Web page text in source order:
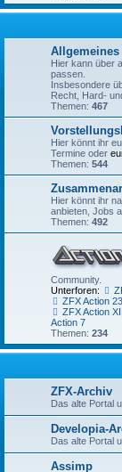
Allgemeines
Hier kann über
passen.
Insbesondere
Recht, Hard-
Themen: 467
Hier könnt ihr
Termine oder
Themen: 544
Hier könnt ihr
anbieten, Jobs
Themen: 492
Community.
Unterforen:
ZFX Action
ZFX Action XII
Action 7
Themen: 234
ZFX-Archiv
Das alte Portal
Developia-
Das alte Portal
Assimp